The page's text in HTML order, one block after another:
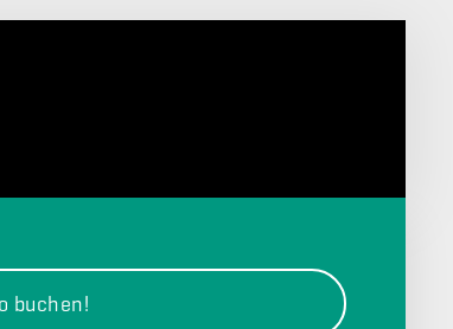
buchen!